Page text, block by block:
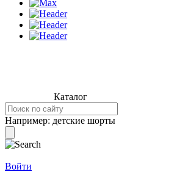
Каталог
Например: детские шорты
Войти